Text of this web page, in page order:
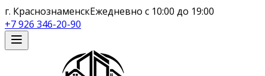
г. КраснознаменскЕжедневно с 10:00 до 19:00
+7 926 346-20-90